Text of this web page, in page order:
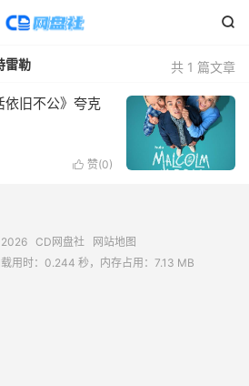

共 1 篇文章
雷勒
依旧不公》夸克
 赞(0)
CD网盘社
网站地图
用时：0.244 秒，内存占用：7.13 MB